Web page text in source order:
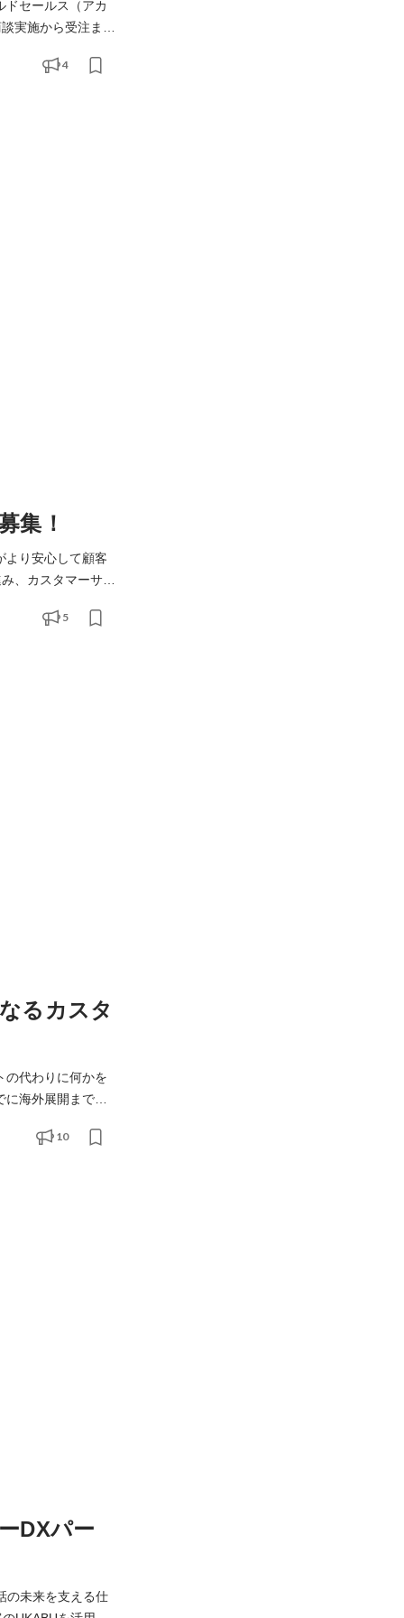
ームへフィードバックしていくことで、売上につながる機能開発を自ら進めていくことも、お願いします！ 具
4
集！
より安心して顧客
関わり方ができ
5
るカスタ
の代わりに何かを
海外展開まで視
い方やトーク内
10
DXパー
の未来を支える仕